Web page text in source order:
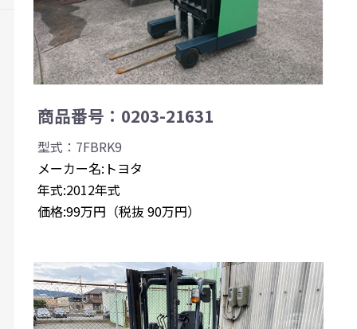
商品番号：0203-21631
型式：7FBRK9
メーカー名:トヨタ
年式:2012年式
価格:99万円（税抜 90万円）